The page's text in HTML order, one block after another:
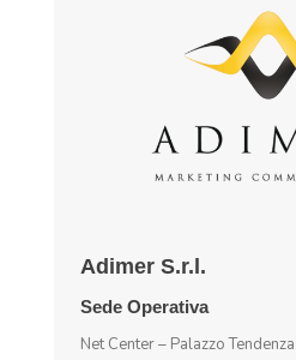
Adimer S.r.l.
Sede Operativa
Net Center – Palazzo Tendenza